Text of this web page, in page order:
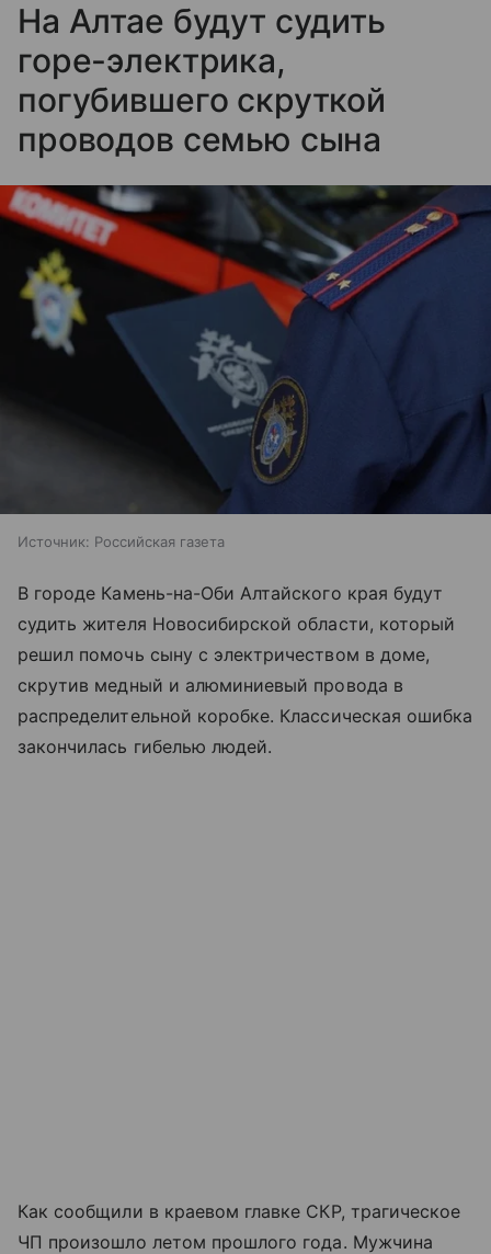
На Алтае будут судить
горе-электрика,
погубившего скруткой
проводов семью сына
Источник: Российская газета
В городе Камень-на-Оби Алтайского края будут
судить жителя Новосибирской области, который
решил помочь сыну с электричеством в доме,
скрутив медный и алюминиевый провода в
распределительной коробке. Классическая ошибка
закончилась гибелью людей.
Как сообщили в краевом главке СКР, трагическое
ЧП произошло летом прошлого года. Мужчина